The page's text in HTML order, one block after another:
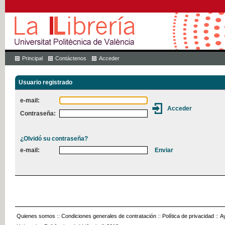
Principal Contáctenos Acceder
Usuario registrado
e-mail:
Contraseña:
¿Olvidó su contraseña?
e-mail:
Quienes somos :: Condiciones generales de contratación :: Política de privacidad ::